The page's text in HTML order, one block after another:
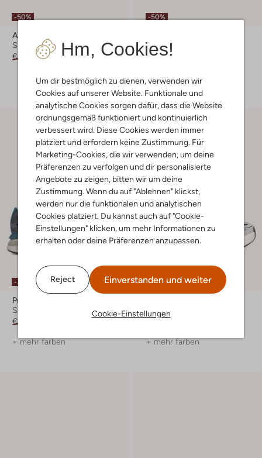
Hm, Cookies!
Um dir bestmöglich zu dienen, verwenden wir
Cookies auf unserer Website. Funktionale und
analytische Cookies sorgen dafür, dass die Website
ordnungsgemäß funktioniert und kontinuierlich
verbessert wird. Diese Cookies werden immer
platziert und erfordern keine Zustimmung. Für
Marketing-Cookies, die wir verwenden, um deine
Präferenzen zu verfolgen und dir personalisierte
Angebote zu zeigen, bitten wir um deine
Zustimmung. Wenn du auf "Ablehnen" klickst,
werden nur die funktionalen und analytischen
Cookies platziert. Du kannst auch auf "Cookie-
Einstellungen" klicken, um mehr Informationen zu
erhalten oder deine Präferenzen anzupassen.
Reject Einverstanden und weiter
Cookie-Einstellungen
-50%
Ayana
Sneaker Low
€ 149,99 € 74,99
-50%
Sneaker Low
€ 139,99
+ mehr farben
-30%
Premiata
Sneaker Low
€ 279,99
+ mehr farben
Sneaker Low
€ 69,99
+ mehr farben